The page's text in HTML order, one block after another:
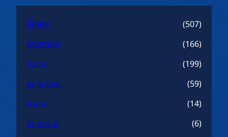
ព័ត៌មាន
(507)
នយោបាយ
(166)
ក.ប.ទ.
(199)
ស.ស.យ.ក.
(59)
អ.ម.ត
(14)
ស.ស.អ.ត.
(6)